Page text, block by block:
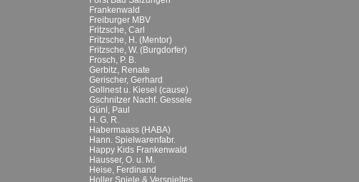
Frankenwald
Freiburger MBV
Fritzsche, Carl
Fritzsche, H. (Mentor)
Fritzsche, W. (Burgdorfer)
Frosch, P. B.
Gerbitz, Renate
Gerischer, Gerhard
Gollnest u. Kiesel (cause)
Gschnitzer Nachf. Gessele
Günl, Paul
H. G. R.
Habermaass (HABA)
Hann. Spielwarenfabr.
Happy Kids Frankenwald
Hausser, O. u. M.
Heise, Ferdinand
Holler Spiele & Verspieltes